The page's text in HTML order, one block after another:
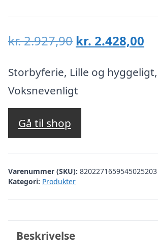
kr.2.927,90 Den
pris
var:
kr. 2.927,90.
kr. 2.428,00
pris
Storbyferie, Lille og hyggeligt,
Voksnevenligt
Gå til shop
Varenummer (SKU): 8202271659545025203
Kategori: Produkter
Beskrivelse